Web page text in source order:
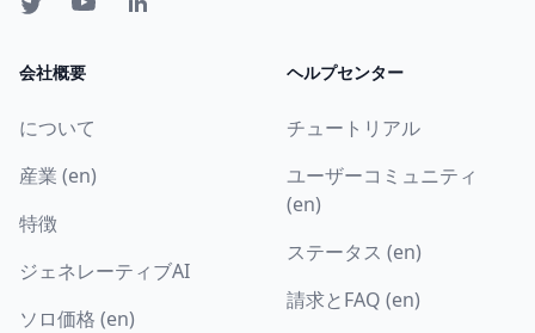
会社概要
について
産業 (en)
特徴
ジェネレーティブAI
ソロ価格 (en)
ヘルプセンター
チュートリアル
ユーザーコミュニティ
(en)
ステータス (en)
請求とFAQ (en)